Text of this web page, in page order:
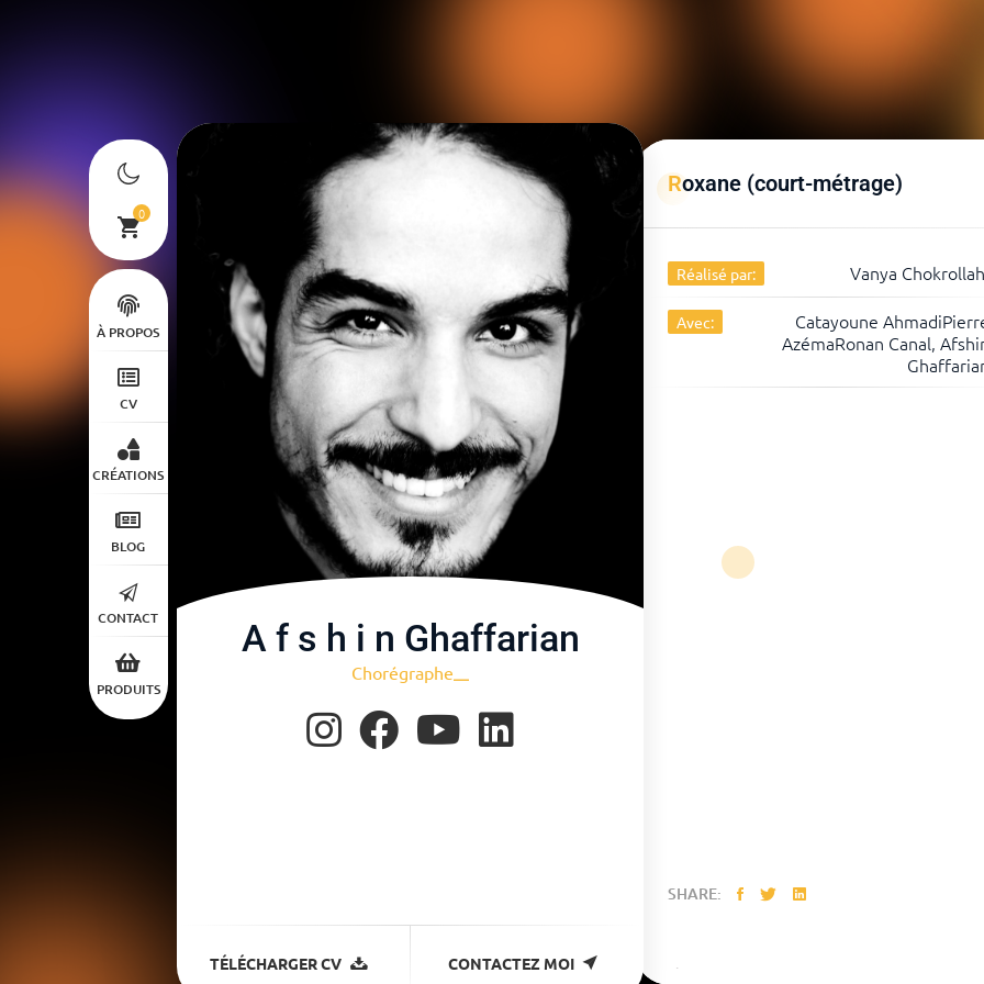
0
À PROPOS
CV
CRÉATIONS
BLOG
CONTACT
PRODUITS
A f s h i n Ghaffarian
Chorégra |
TÉLÉCHARGER CV CONTACTEZ MOI
Roxane (court-métrage)
Réalisé par: Vanya
Avec:
Catayoune
AzémaRonan Canal,
SHARE: